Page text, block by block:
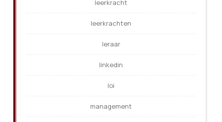
leerkracht
leerkrachten
leraar
linkedin
loi
management